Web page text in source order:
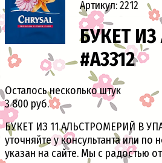
Артикул: 2212
БУКЕТ
#A3312
Осталось несколько штук
3 800 руб.
БУКЕТ ИЗ 11 АЛЬСТРОМЕРИЙ В
уточняйте у консультанта или
указан на сайте. Мы с радостью